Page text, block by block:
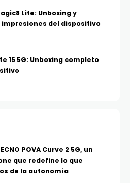
Lite: Unboxing y
del dispositivo
15 5G: Unboxing completo
POVA Curve 2 5G, un
que redefine lo que
de la autonomía